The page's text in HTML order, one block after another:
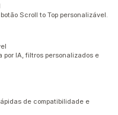
Scroll to Top personalizável.
IA, filtros personalizados e
de compatibilidade e